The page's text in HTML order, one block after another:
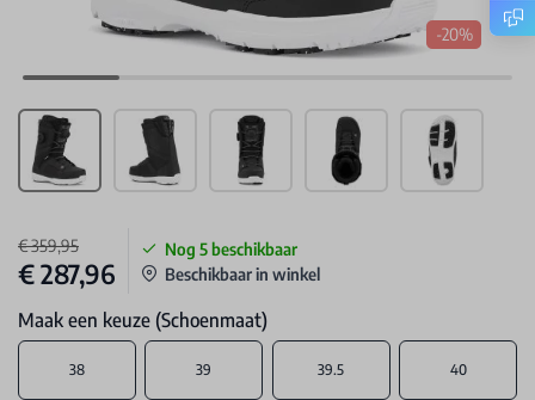
-20%
€ 359,95
€ 287,96
Nog 5 beschikbaar
Beschikbaar in winkel
Maak een keuze (Schoenmaat)
38 39 39.5 40